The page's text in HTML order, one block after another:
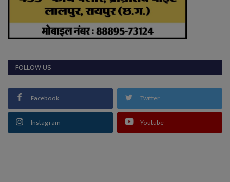
FOLLOW US
Facebook Twitter
Instagram Youtube